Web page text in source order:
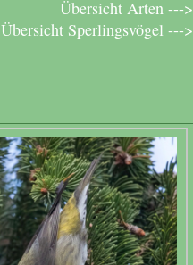
Übersicht Arten --->
Übersicht Sperlingsvögel --->